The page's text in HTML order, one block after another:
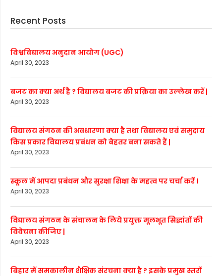
Recent Posts
विश्वविद्यालय अनुदान आयोग (UGC)
April 30, 2023
बजट का क्या अर्थ है ? विद्यालय बजट की प्रक्रिया का उल्लेख करें |
April 30, 2023
विद्यालय संगठन की अवधारणा क्या है तथा विद्यालय एवं समुदाय
किस प्रकार विद्यालय प्रबंधन को बेहतर बना सकते हैं |
April 30, 2023
स्कूल में आपदा प्रबंधन और सुरक्षा शिक्षा के महत्व पर चर्चा करें ।
April 30, 2023
विद्यालय संगठन के संचालन के लिये प्रयुक्त मूलभूत सिद्धांतों की
विवेचना कीजिए |
April 30, 2023
बिहार में समकालीन शैक्षिक संरचना क्या है ? इसके प्रमुख स्तरों